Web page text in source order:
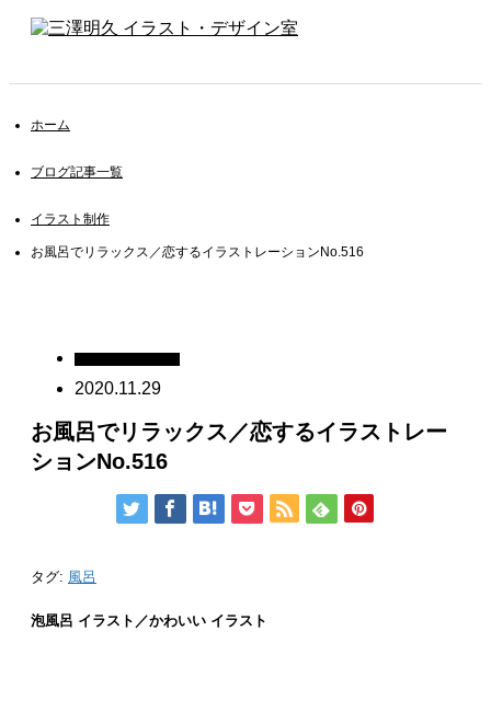
ホーム
ブログ記事一覧
イラスト制作
お風呂でリラックス／恋するイラストレーションNo.516
2020.11.29
お風呂でリラックス／恋するイラストレー
ションNo.516
タグ: 風呂
泡風呂 イラスト／かわいい イラスト